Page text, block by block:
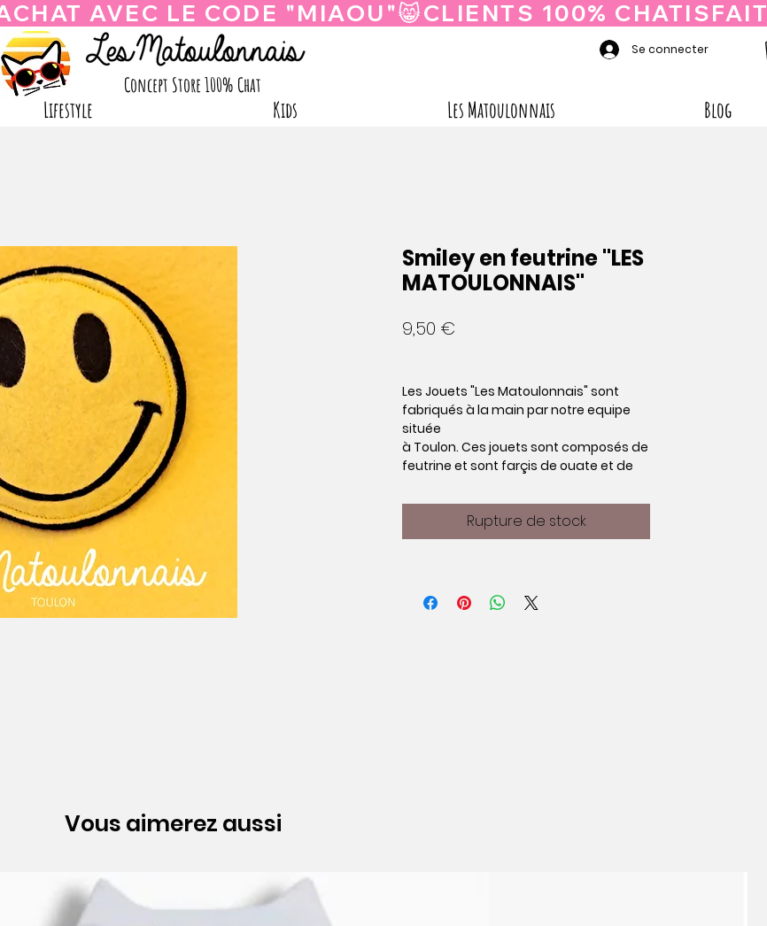
Concept Store 100% Chat
Lifestyle Kids Les Matoulonnais Blog
Se connecter
Smiley en feutrine "LES
MATOULONNAIS"
9,50 €
Les Jouets "Les Matoulonnais" sont
fabriqués à la main par notre equipe
située
à Toulon. Ces jouets sont composés de
feutrine et sont farçis de ouate et de
cataire est une plante dont les chats
raffolent et qui les stimule pour
favoriser le jeu.
Dimensions approximatives : Hauteur
Rupture de stock
Vous aimerez aussi